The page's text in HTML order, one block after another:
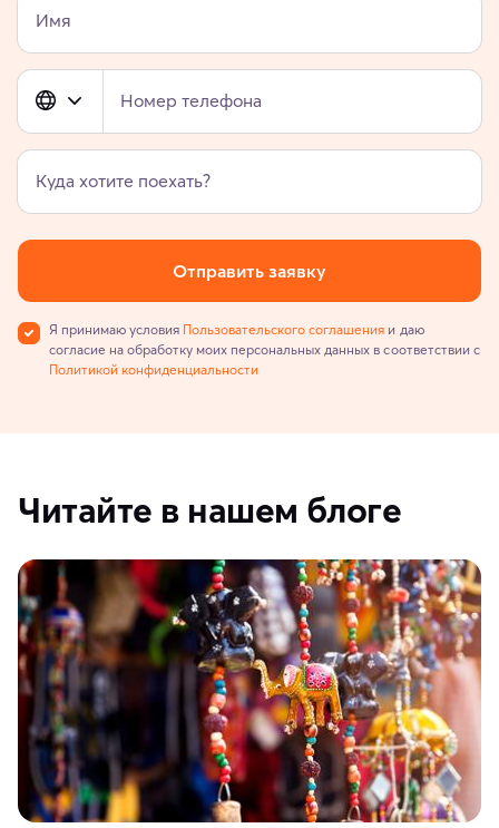
Имя
Номер телефона
Куда хотите поехать?
Отправить заявку
Я принимаю условия Пользовательского соглашения и даю
согласие на обработку моих персональных данных в соответствии с
Политикой конфиденциальности
Читайте в нашем блоге